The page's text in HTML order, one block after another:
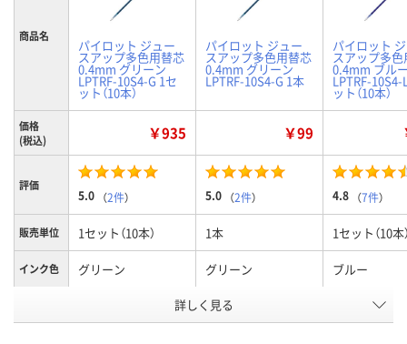
商品名
パイロット ジュー
スアップ多色用替芯
0.4mm グリーン
LPTRF-10S4-G 1セ
ット（10本）
パイロット ジュー
スアップ多色用替芯
0.4mm グリーン
LPTRF-10S4-G 1本
パイロット
スアップ多
0.4mm ブル
LPTRF-10S4-
ット（10本）
価格
(税込)
￥935 ￥99
評価
5.0 （2件） 5.0 （2件） 4.8 （7件）
販売単位 1セット（10本） 1本 1セット（10本
インク色 グリーン グリーン ブルー
EP55553 EP55608
詳しく見る